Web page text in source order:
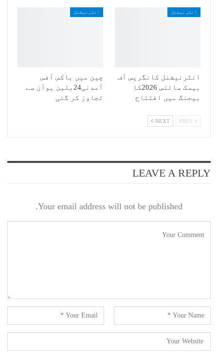
انٹرنیشنل
انٹرنیشنل کانگریس آف
بیسک سائنس 2026کا
بیجنگ میں افتتاح
انٹرنیشنل
چین میں باکس آفس
آمدنی24بلین یوآن سے
تجاوز کر گئی
NEXT
LEAVE A REPLY
Your email address will not be published.